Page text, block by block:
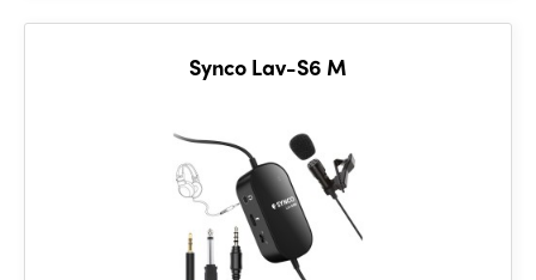
Synco Lav-S6 M